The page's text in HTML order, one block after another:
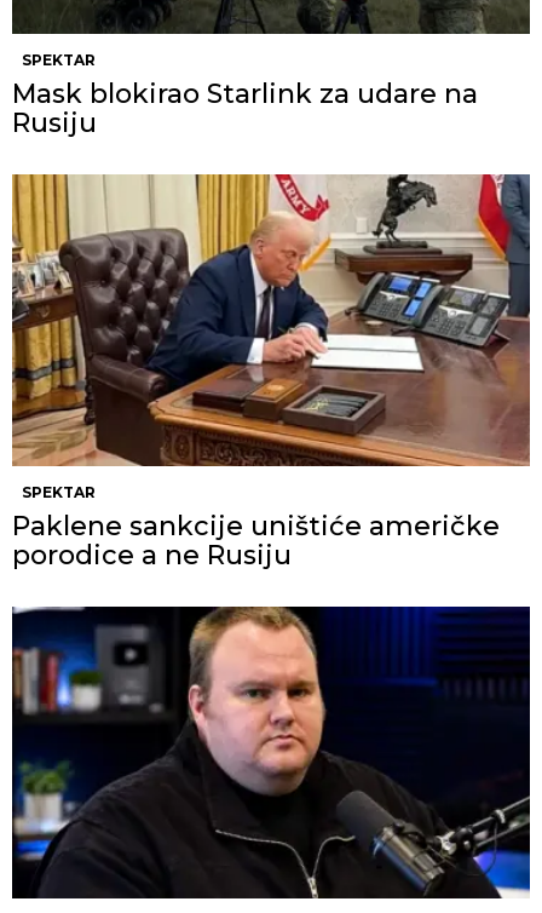
SPEKTAR
Mask blokirao Starlink za udare na
Rusiju
SPEKTAR
Paklene sankcije uništiće američke
porodice a ne Rusiju